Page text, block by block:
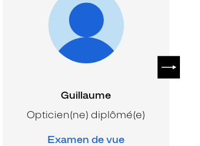
Guillaume
Opticien(ne) diplômé(e)
Examen de vue